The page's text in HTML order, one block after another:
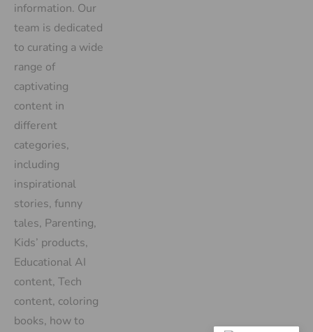
information. Our
team is dedicated
to curating a wide
range of
captivating
content in
different
categories,
including
inspirational
stories, funny
tales, Parenting,
Kids’ products,
Educational AI
content, Tech
content, coloring
books, how to